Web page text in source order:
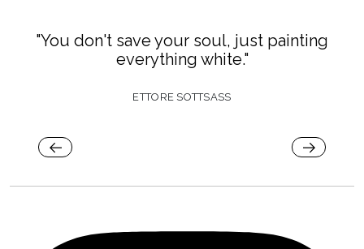
"You don't save your soul, just painting
everything white."
ETTORE SOTTSASS